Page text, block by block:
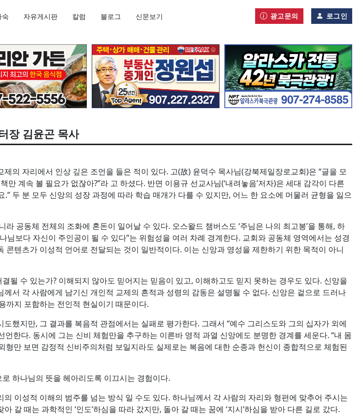
숙 자유게시판 칼럼 블로그 신문보기 광고문의 로그인
장 김윤곤 목사
의 자리에서 인상 깊은 조언을 들은 적이 있다. 고(故) 윤덕수 목사님(강북제일장로교회)은 “글을 모
계속 볼 필요가 없잖아?”라 고 하셨다. 반면 이용규 선교사님(‘내려놓음’저자)은 세대 감각이 다른
두 분 모두 신앙의 성장 과정에 따라 학습 매개가 다를 수 있지만, 어느 한 요소에 머물러 균형을 잃으
공동체 전체의 조화에 혼돈이 일어날 수 있다. 오스왈드 챔버스도 ‘주님은 나의 최고봉’을 통해, 하
님보다 자신이 주인공이 될 수 있다”는 위험성을 여러 차례 경계한다. 교회와 공동체 영역에서는 성경
콘텐츠가 이성적 언어로 전달되는 것이 일반적이다. 이는 신앙과 영성을 제한하기 위한 목적이 아니
될 수 있는가? 이해되지 않아도 믿어지는 믿음이 있고, 이해하고도 믿지 못하는 경우도 있다. 신앙을
서 각 사람에게 남기신 개인적 교제의 흔적과 성령의 감동은 설명될 수 없다. 신앙은 겉으로 드러나
까지 포함하는 전인적 현실이기 때문이다.
했지만, 그 결과를 복음적 관점에서는 실패로 평가한다. 그래서 “예수 그리스도와 그의 십자가 외에
한다. 동시에 그는 신비 체험만을 추구하는 이른바 영적 과열 신앙에도 분명한 경계를 세운다. “내 몸
형만 보면 감정적 신비주의처럼 보일지라도 실제로는 복음에 대한 순종과 헌신이 종합적으로 체험된
하나님의 뜻을 헤아리도록 이끄시는 경험이다.
이성적 이해의 범주를 넘는 방식 일 수도 있다. 하나님께서 각 사람의 자리와 형편에 맞추어 주시는
갈 때는 과학적인 ‘인도’하심을 따라 갔지만, 돌아 갈 때는 꿈에 ‘지시’하심을 받아 다른 길로 갔다.